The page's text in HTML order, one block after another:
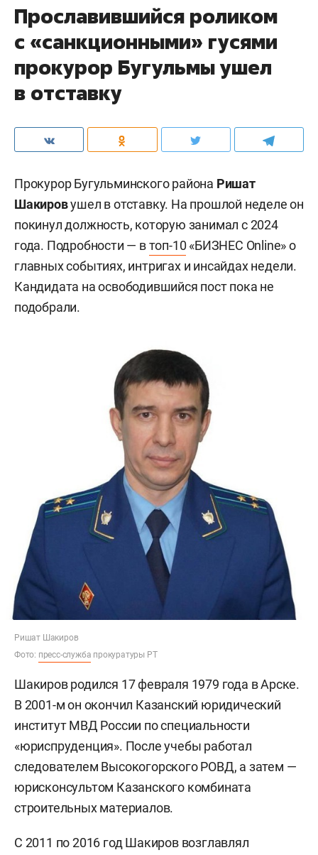
Прославившийся роликом
с «санкционными» гусями
прокурор Бугульмы ушел
в отставку
Прокурор Бугульминского района Ришат
Шакировушел в отставку. На прошлой неделе он
покинул должность, которую занимал с 2024
года. Подробности — втоп-10 «БИЗНЕС Online» о
главных событиях, интригах и инсайдах недели.
Кандидата на освободившийся пост пока не
подобрали.
Ришат Шакиров
Фото: пресс-служба прокуратуры РТ
Шакиров родился 17 февраля 1979 года в Арске.
В 2001-м он окончил Казанский юридический
институт МВД России по специальности
«юриспруденция». После учебы работал
следователем Высокогорского РОВД, а затем —
юрисконсультом Казанского комбината
строительных материалов.
С 2011 по 2016 год Шакиров возглавлял